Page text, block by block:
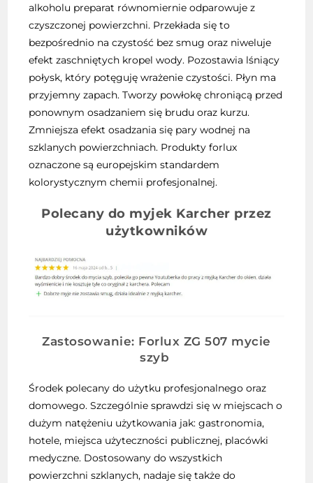
alkoholu preparat równomiernie odparowuje z
czyszczonej powierzchni. Przekłada się to
bezpośrednio na czystość bez smug oraz niweluje
efekt zaschniętych kropel wody. Pozostawia lśniący
połysk, który potęguję wrażenie czystości. Płyn ma
przyjemny zapach. Tworzy powłokę chroniącą przed
ponownym osadzaniem się brudu oraz kurzu.
Zmniejsza efekt osadzania się pary wodnej na
szklanych powierzchniach. Produkty forlux
oznaczone są europejskim standardem
kolorystycznym chemii profesjonalnej.
Polecany do myjek Karcher przez
użytkowników
Zastosowanie: Forlux ZG 507 mycie
szyb
Środek polecany do użytku profesjonalnego oraz
domowego. Szczególnie sprawdzi się w miejscach o
dużym natężeniu użytkowania jak: gastronomia,
hotele, miejsca użyteczności publicznej, placówki
medyczne. Dostosowany do wszystkich
powierzchni szklanych, nadaje się także do